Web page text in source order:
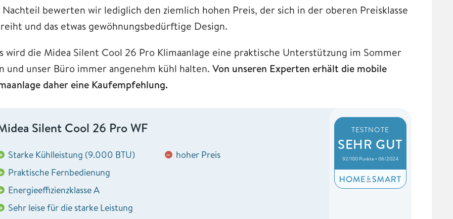
Nachteil bewerten wir lediglich den ziemlich hohen Preis, der sich in der oberen Preisklasse
und das etwas gewöhnungsbedürftige Design.
wird die Midea Silent Cool 26 Pro Klimaanlage eine praktische Unterstützung im Sommer
und unser Büro immer angenehm kühl halten. Von unseren Experten erhält die mobile
daher eine Kaufempfehlung.
Silent Cool 26 Pro WF
Starke Kühlleistung (9.000 BTU)
Praktische Fernbedienung
Energieeffizienzklasse A
Sehr leise für die starke Leistung
− hoher Preis
TESTNOTE
SEHR GUT
92/100 Punkte • 06/2024